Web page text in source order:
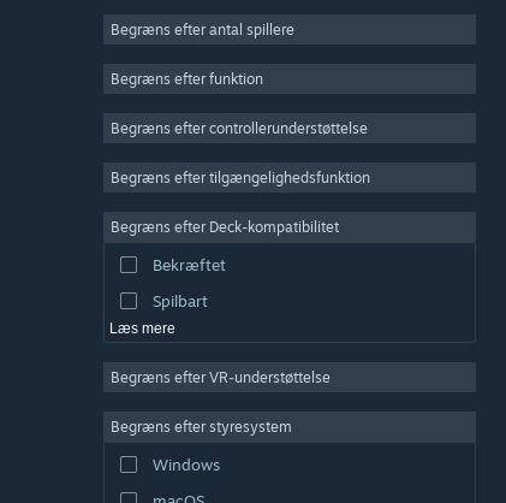
Indie
Simulation
Videoproduktion
Billedredigering
Begræns efter antal spillere
Begræns efter funktion
Begræns efter controllerunderstøttelse
Begræns efter tilgængelighedsfunktion
Begræns efter Deck-kompatibilitet
Bekræftet
Spilbart
Læs mere
Begræns efter VR-understøttelse
Begræns efter styresystem
Windows